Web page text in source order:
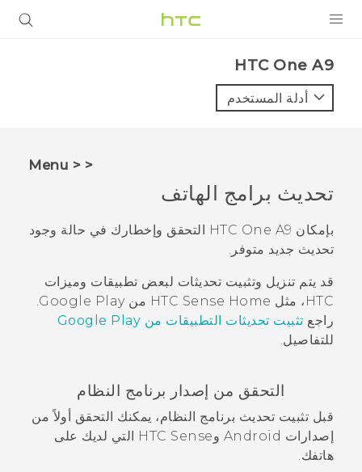
VIVE
VIVERSE
البرامج + التطبيقات
الدعم
أجهزة HTC والملحقات
HTC One A9‎
أدلة المستخدم
< < Menu
تحديث برامج الهاتف
بإمكان HTC One A9
التحقق وإخطارك في حالة وجود
تحديث جديد متوفر.
قد يتم تنزيل وتثبيت تحديثات لبعض تطبيقات وميزات
HTC، مثل
HTC Sense Home من Google Play
.
راجع تثبيت تحديثات التطبيقات من Google Play
للتفاصيل.
التحقق من إصدار برنامج النظام
قبل تثبيت تحديث برنامج النظام، يمكنك التحقق أولاً من
إصدارات Android وHTC Sense التي لديك على
هاتفك.